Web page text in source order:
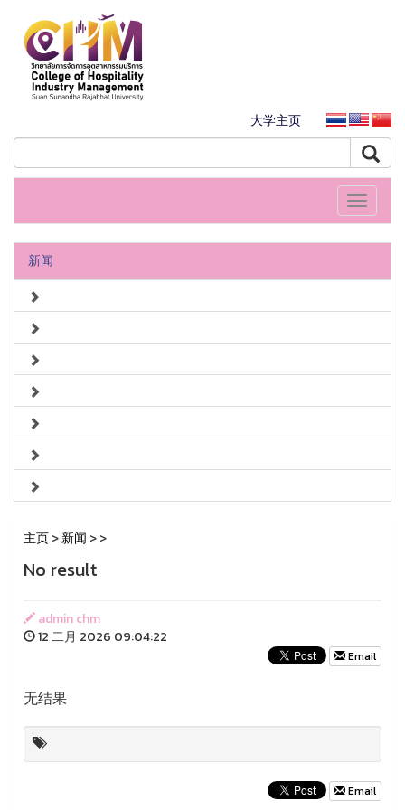
大学主页
Toggle
新闻
主页>新闻 >>
No result
admin chm
12 二月 2026 09:04:22
Email
无结果
Email